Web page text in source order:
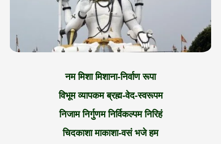
नम मिशा मिशाना-निर्वाण रूपा
विभूम व्यापकम ब्रह्म-वेद-स्वरूपम
निजाम निर्गुणम निर्विकल्पम निरिहं
चिदकाशा माकाशा-वसं भजे हम